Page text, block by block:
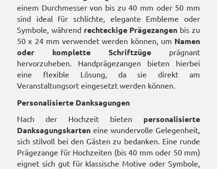
einem Durchmesser von bis zu 40 mm oder 50 mm
sind ideal für schlichte, elegante Embleme oder
Symbole, während rechteckige Prägezangen bis zu
50 x 24 mm verwendet werden können, um Namen
oder komplette Schriftzüge prägnant
hervorzuheben. Handprägezangen bieten hierbei
eine flexible Lösung, da sie direkt am
Veranstaltungsort eingesetzt werden können.
Personalisierte Danksagungen
Nach der Hochzeit bieten personalisierte
Danksagungskarten eine wundervolle Gelegenheit,
sich stilvoll bei den Gästen zu bedanken. Eine runde
Prägezange für Hochzeiten (bis 40 mm oder 50 mm)
eignet sich gut für klassische Motive oder Symbole,